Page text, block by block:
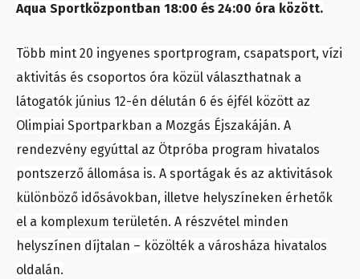
Aqua Sportközpontban 18:00 és 24:00 óra között.
Több mint 20 ingyenes sportprogram, csapatsport, vízi
aktivitás és csoportos óra közül választhatnak a
látogatók június 12-én délután 6 és éjfél között az
Olimpiai Sportparkban a Mozgás Éjszakáján. A
rendezvény egyúttal az Ötpróba program hivatalos
pontszerző állomása is. A sportágak és az aktivitások
különböző idősávokban, illetve helyszíneken érhetők
el a komplexum területén. A részvétel minden
helyszínen díjtalan – közölték a városháza hivatalos
oldalán.